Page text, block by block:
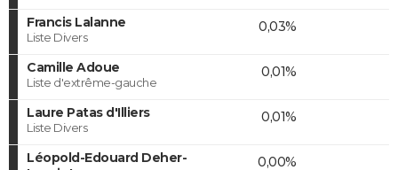
Francis Lalanne
Liste Divers
0,03%
Camille Adoue
Liste d'extrême-gauche
0,01%
Laure Patas d'Illiers
Liste Divers
0,01%
Léopold-Edouard Deher-
0,00%